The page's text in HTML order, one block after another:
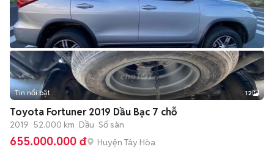
+2
Tin nổi bật 12
Toyota Fortuner 2019 Dầu Bạc 7 chỗ
2019 52.000 km Dầu Số sàn
655.000.000 đ Huyện Tây Hòa